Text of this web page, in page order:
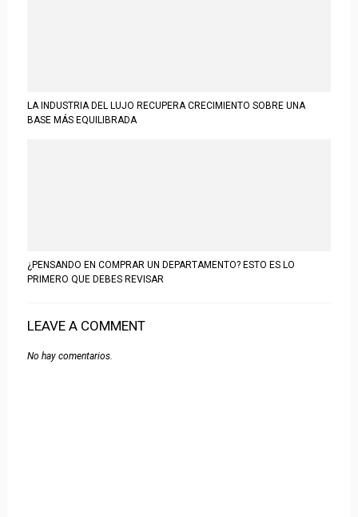
LA INDUSTRIA DEL LUJO RECUPERA CRECIMIENTO SOBRE UNA
BASE MÁS EQUILIBRADA
¿PENSANDO EN COMPRAR UN DEPARTAMENTO? ESTO ES LO
PRIMERO QUE DEBES REVISAR
LEAVE A COMMENT
No hay comentarios.